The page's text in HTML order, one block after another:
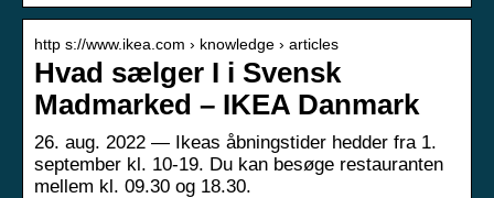
http s://www.ikea.com › knowledge › articles
Hvad sælger I i Svensk
Madmarked – IKEA Danmark
26. aug. 2022 — Ikeas åbningstider hedder fra 1.
september kl. 10-19. Du kan besøge restauranten
mellem kl. 09.30 og 18.30.